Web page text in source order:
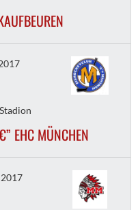
EHC MÜNCHEN